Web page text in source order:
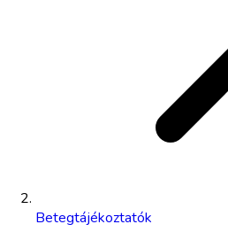
Betegtájékoztatók